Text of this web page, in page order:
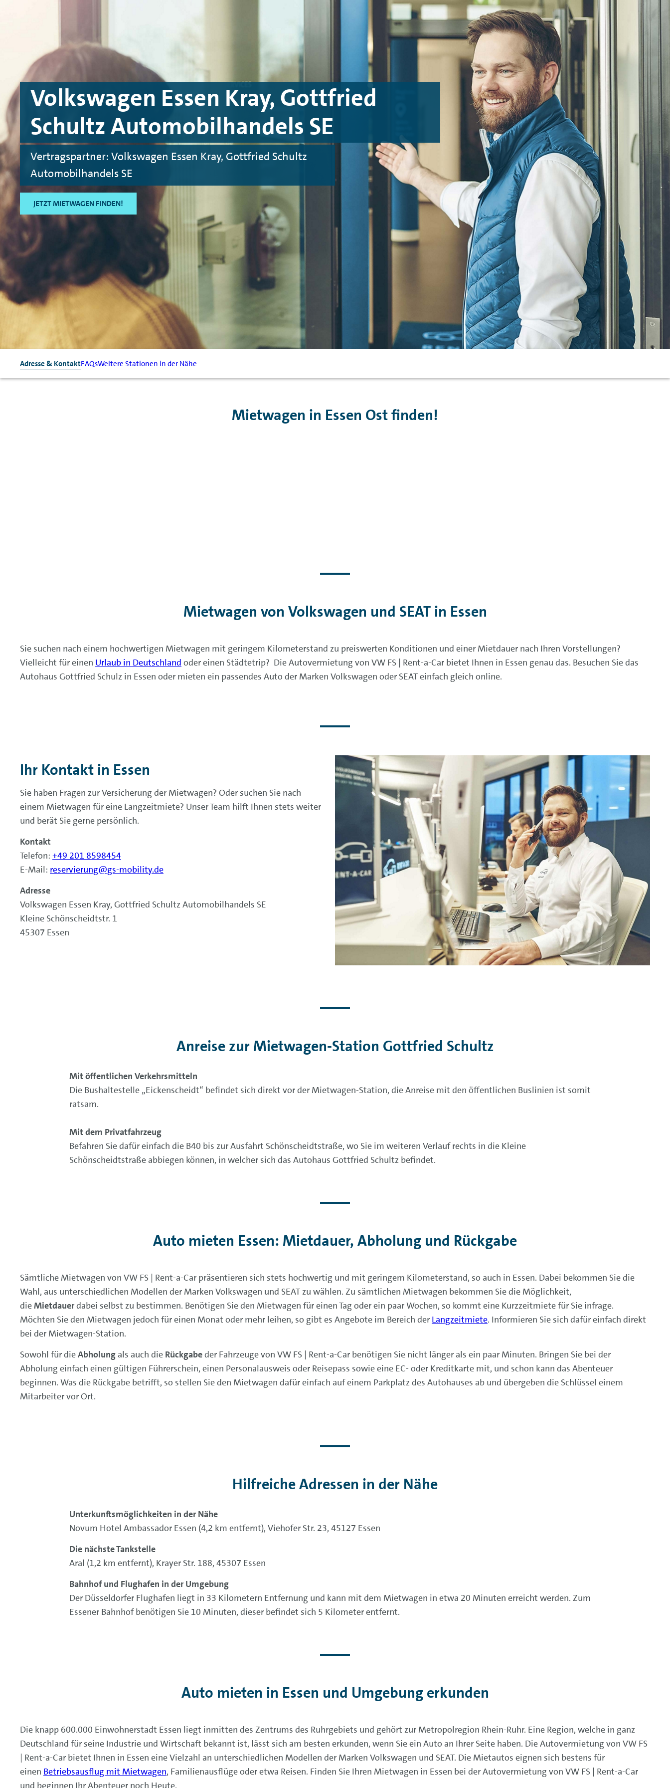
Volkswagen Essen Kray, Gottfried
Schultz Automobilhandels SE
Vertragspartner: Volkswagen Essen Kray, Gottfried Schultz
Automobilhandels SE
JETZT MIETWAGEN FINDEN!
Adresse & KontaktFAQsWeitere Stationen in der Nähe
Mietwagen in Essen Ost finden!
Mietwagen von Volkswagen und SEAT in Essen
Sie suchen nach einem hochwertigen Mietwagen mit geringem Kilometerstand zu preiswerten Konditionen und einer Mietdauer nach Ihren Vorstellungen?
Vielleicht für einen Urlaub in Deutschland oder einen Städtetrip? Die Autovermietung von VW FS | Rent-a-Car bietet Ihnen in Essen genau das. Besuchen Sie das
Autohaus Gottfried Schulz in Essen oder mieten ein passendes Auto der Marken Volkswagen oder SEAT einfach gleich online.
Ihr Kontakt in Essen
Sie haben Fragen zur Versicherung der Mietwagen? Oder suchen Sie nach
einem Mietwagen für eine Langzeitmiete? Unser Team hilft Ihnen stets weiter
und berät Sie gerne persönlich.
Kontakt
Telefon: +49 201 8598454
E-Mail: reservierung@gs-mobility.de
Adresse
Volkswagen Essen Kray, Gottfried Schultz Automobilhandels SE
Kleine Schönscheidtstr. 1
45307 Essen
Anreise zur Mietwagen-Station Gottfried Schultz
Mit öffentlichen Verkehrsmitteln
Die Bushaltestelle „Eickenscheidt“ befindet sich direkt vor der Mietwagen-Station, die Anreise mit den öffentlichen Buslinien ist somit
ratsam.
Mit dem Privatfahrzeug
Befahren Sie dafür einfach die B40 bis zur Ausfahrt Schönscheidtstraße, wo Sie im weiteren Verlauf rechts in die Kleine
Schönscheidtstraße abbiegen können, in welcher sich das Autohaus Gottfried Schultz befindet.
Auto mieten Essen: Mietdauer, Abholung und Rückgabe
Sämtliche Mietwagen von VW FS | Rent-a-Car präsentieren sich stets hochwertig und mit geringem Kilometerstand, so auch in Essen. Dabei bekommen Sie die
Wahl, aus unterschiedlichen Modellen der Marken Volkswagen und SEAT zu wählen. Zu sämtlichen Mietwagen bekommen Sie die Möglichkeit,
dieMietdauerdabei selbst zu bestimmen. Benötigen Sie den Mietwagen für einen Tag oder ein paar Wochen, so kommt eine Kurzzeitmiete für Sie infrage.
Möchten Sie den Mietwagen jedoch für einen Monat oder mehr leihen, so gibt es Angebote im Bereich der Langzeitmiete. Informieren Sie sich dafür einfach direkt
bei der Mietwagen-Station.
Sowohl für dieAbholungals auch die Rückgabeder Fahrzeuge von VW FS | Rent-a-Car benötigen Sie nicht länger als ein paar Minuten. Bringen Sie bei der
Abholung einfach einen gültigen Führerschein, einen Personalausweis oder Reisepass sowie eine EC- oder Kreditkarte mit, und schon kann das Abenteuer
beginnen. Was die Rückgabe betrifft, so stellen Sie den Mietwagen dafür einfach auf einem Parkplatz des Autohauses ab und übergeben die Schlüssel einem
Mitarbeiter vor Ort.
Hilfreiche Adressen in der Nähe
Unterkunftsmöglichkeiten in der Nähe
Novum Hotel Ambassador Essen (4,2 km entfernt), Viehofer Str. 23, 45127 Essen
Die nächste Tankstelle
Aral (1,2 km entfernt), Krayer Str. 188, 45307 Essen
Bahnhof und Flughafen in der Umgebung
Der Düsseldorfer Flughafen liegt in 33 Kilometern Entfernung und kann mit dem Mietwagen in etwa 20 Minuten erreicht werden. Zum
Essener Bahnhof benötigen Sie 10 Minuten, dieser befindet sich 5 Kilometer entfernt.
Auto mieten in Essen und Umgebung erkunden
Die knapp 600.000 Einwohnerstadt Essen liegt inmitten des Zentrums des Ruhrgebiets und gehört zur Metropolregion Rhein-Ruhr. Eine Region, welche in ganz
Deutschland für seine Industrie und Wirtschaft bekannt ist, lässt sich am besten erkunden, wenn Sie ein Auto an Ihrer Seite haben. Die Autovermietung von VW FS
| Rent-a-Car bietet Ihnen in Essen eine Vielzahl an unterschiedlichen Modellen der Marken Volkswagen und SEAT. Die Mietautos eignen sich bestens für
einen Betriebsausflug mit Mietwagen, Familienausflüge oder etwa Reisen. Finden Sie Ihren Mietwagen in Essen bei der Autovermietung von VW FS | Rent-a-Car